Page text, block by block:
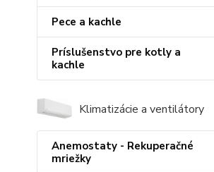
Pece a kachle
Príslušenstvo pre kotly a
kachle
Klimatizácie a ventilátory
Anemostaty - Rekuperačné
mriežky